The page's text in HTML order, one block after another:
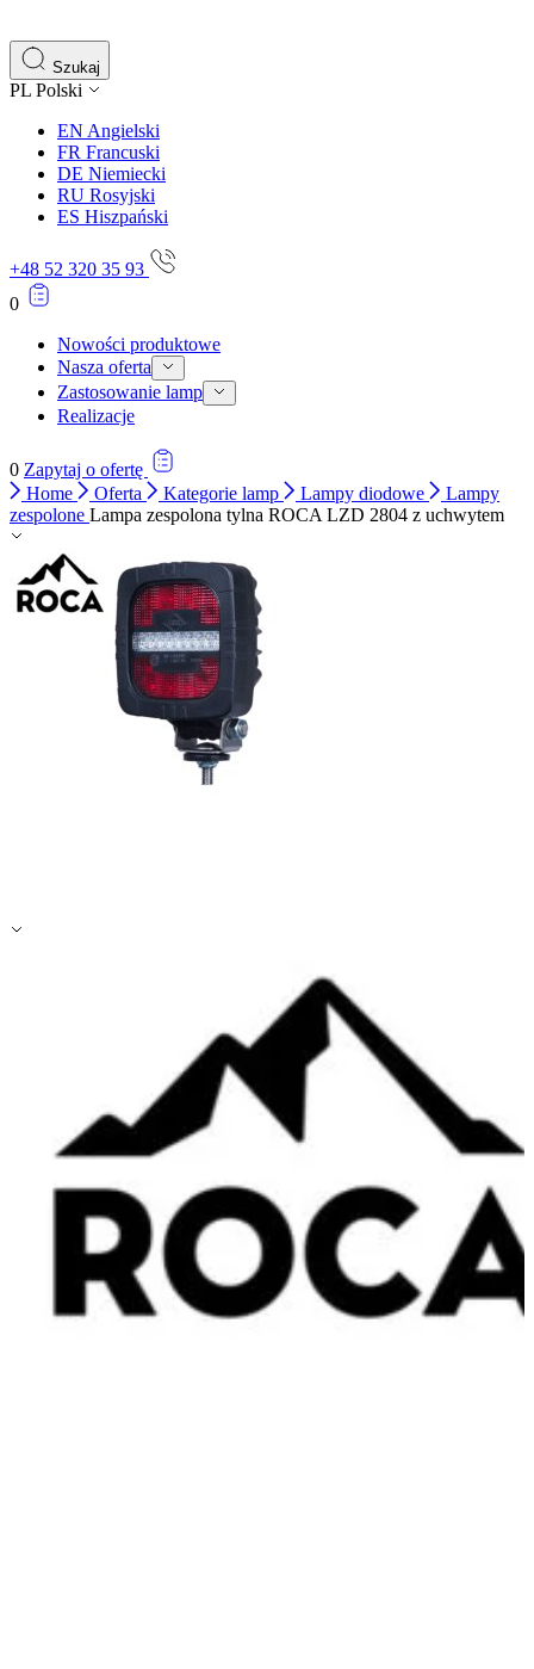
Szukaj
PL Polski
EN Angielski
FR Francuski
DE Niemiecki
RU Rosyjski
ES Hiszpański
+48 52 320 35 93
0
Nowości produktowe
Nasza oferta
Zastosowanie lamp
Realizacje
0 Zapytaj o ofertę
Home
Oferta Kategorie lamp Lampy diodowe
Lampy
zespolone Lampa zespolona tylna ROCA LZD 2804 z uchwytem
istotne i interesujące dla poszczególnych użytkowników
Nieklasyfikowane
Nieklasyfikowane pliki cookie, to pliki, które są w